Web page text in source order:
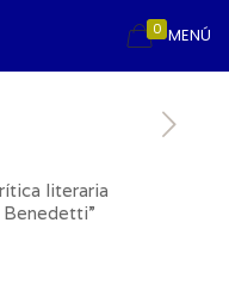
MENÚ
0
literaria